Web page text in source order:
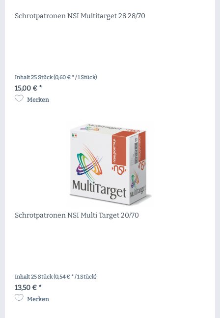
Schrotpatronen NSI Multitarget 28 28/70
Inhalt25 Stück(0,60 € * / 1 Stück)
15,00 € *
Merken
Schrotpatronen NSI Multi Target 20/70
Inhalt25 Stück(0,54 € * / 1 Stück)
13,50 € *
Merken